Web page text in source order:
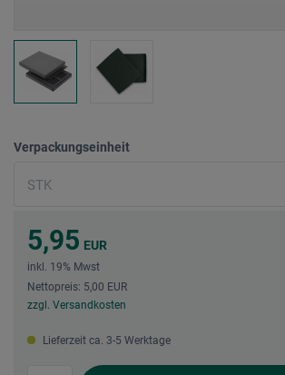
Verpackungseinheit
5,95 EUR
inkl. 19% Mwst
Nettopreis: 5,00 EUR
zzgl. Versandkosten
Lieferzeit ca. 3-5 Werktage